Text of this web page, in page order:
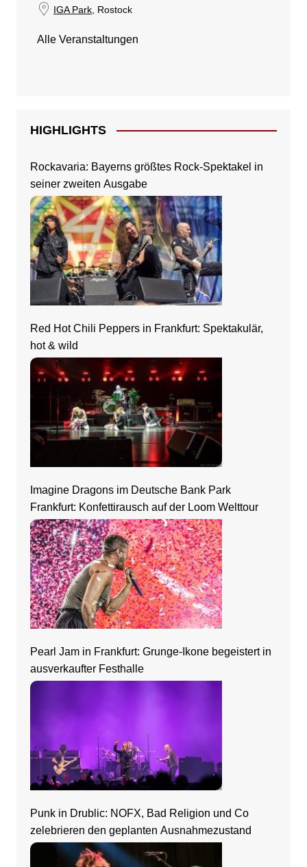
IGA Park, Rostock
Alle Veranstaltungen
HIGHLIGHTS
Rockavaria: Bayerns größtes Rock-Spektakel in
seiner zweiten Ausgabe
Red Hot Chili Peppers in Frankfurt: Spektakulär,
hot & wild
Imagine Dragons im Deutsche Bank Park
Frankfurt: Konfettirausch auf der Loom Welttour
Pearl Jam in Frankfurt: Grunge-Ikone begeistert in
ausverkaufter Festhalle
Punk in Drublic: NOFX, Bad Religion und Co
zelebrieren den geplanten Ausnahmezustand